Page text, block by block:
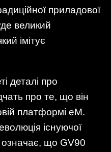
приладової
великий
імітує
деталі про
про те, що він
платформі eM.
існуючої
означає, що GV90